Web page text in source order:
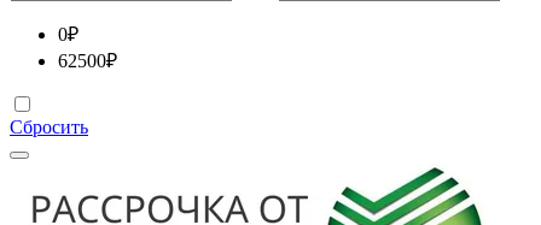
0₽
62500₽
Сбросить